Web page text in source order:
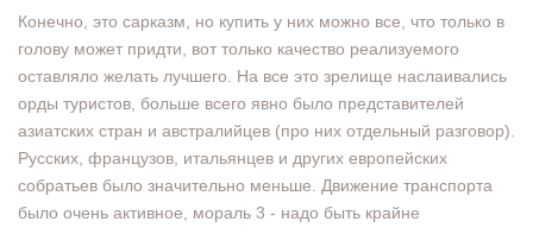
Конечно, это сарказм, но купить у них можно все, что только в
голову может придти, вот только качество реализуемого
оставляло желать лучшего. На все это зрелище наслаивались
орды туристов, больше всего явно было представителей
азиатских стран и австралийцев (про них отдельный разговор).
Русских, французов, итальянцев и других европейских
собратьев было значительно меньше. Движение транспорта
было очень активное, мораль 3 - надо быть крайне